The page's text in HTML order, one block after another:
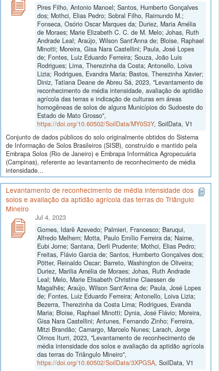
Pires Filho, Antonio Manoel; Santos, Humberto Gonçalves
dos; Mothci, Elias Pedro; Sobral Filho, Raimundo M.;
Fonseca, Osório Oscar Marques da; Duriez, Maria Amélia
de Moraes; Marie Elizabeth C. C. de M. Melo; Johas, Ruth
Andrade Leal; Araújo, Wilson Sant'Anna de; Bloise, Raphael
Minotti; Moreira, Gisa Nara Castellini; Paula, José Lopes
de; Fontes, Luiz Eduardo Ferreira; Souza, João Luis
Rodrigues; Lima, Therezinha da Costa; Antonello, Loiva
Lizia; Rodrigues, Evandra Maria; Bastos, Therezinha Xavier;
Diniz, Tatiana Deane de Abreu Sá, 2023, "Levantamento de
reconhecimento de média intensidade, avaliação de aptidão
agrícola das terras e indicação de culturas em áreas
homogêneas de solos de alguns Municípios do Sudoeste do
Estado de Mato Grosso",
https://doi.org/10.60502/SoilData/MY0S3Y, SoilData, V1
Conjunto de dados públicos do solo originalmente obtidos do Sistema
de Informação de Solos Brasileiros (SISB), construído e mantido pela
Embrapa Solos (Rio de Janeiro) e Embrapa Informática Agropecuária
(Campinas), referente ao levantamento de reconhecimento de média
intensidade...
Levantamento de reconhecimento de média intensidade dos
solos e avaliação da aptidão agrícola das terras do Triângulo
Mineiro
Jul 4, 2023
Gomes, Idarê Azevedo; Palmieri, Francesco; Baruqui,
Alfredo Melhem; Motta, Paulo Emílio Ferreira da; Naime,
Eubi Jorne; Santana, Derli Prudente; Mothci, Elias Pedro;
Freitas, Flávio Garcia de; Santos, Humberto Gonçalves dos;
Pötter, Reinaldo Oscar; Barreto, Washington de Oliveira;
Duriez, Marilia Amélia de Moraes; Johas, Ruth Andrade
Leal; Melo, Marie Elisabeth Christine Claessen de
Magalhẽs; Araújo, Wilson Sant'Anna de; Paula, José Lopes
de; Fontes, Luiz Eduardo Ferreira; Antonello, Loiva Lizia;
Bezerra, Therezinha da Costa Lima; Rodrigues, Evanda
Maria; Bloise, Raphael Minotti; Dynia, José Flávio; Moreira,
Gisa Nara Castellini; Antunes, Fernando Zinho; Ferreira,
Mitzi Brandão; Camargo, Marcelo Nunes; Larach, Jorge
Olmos Iturri, 2023, "Levantamento de reconhecimento de
média intensidade dos solos e avaliação da aptidão agrícola
das terras do Triângulo Mineiro",
https://doi.org/10.60502/SoilData/3XPGSA, SoilData, V1